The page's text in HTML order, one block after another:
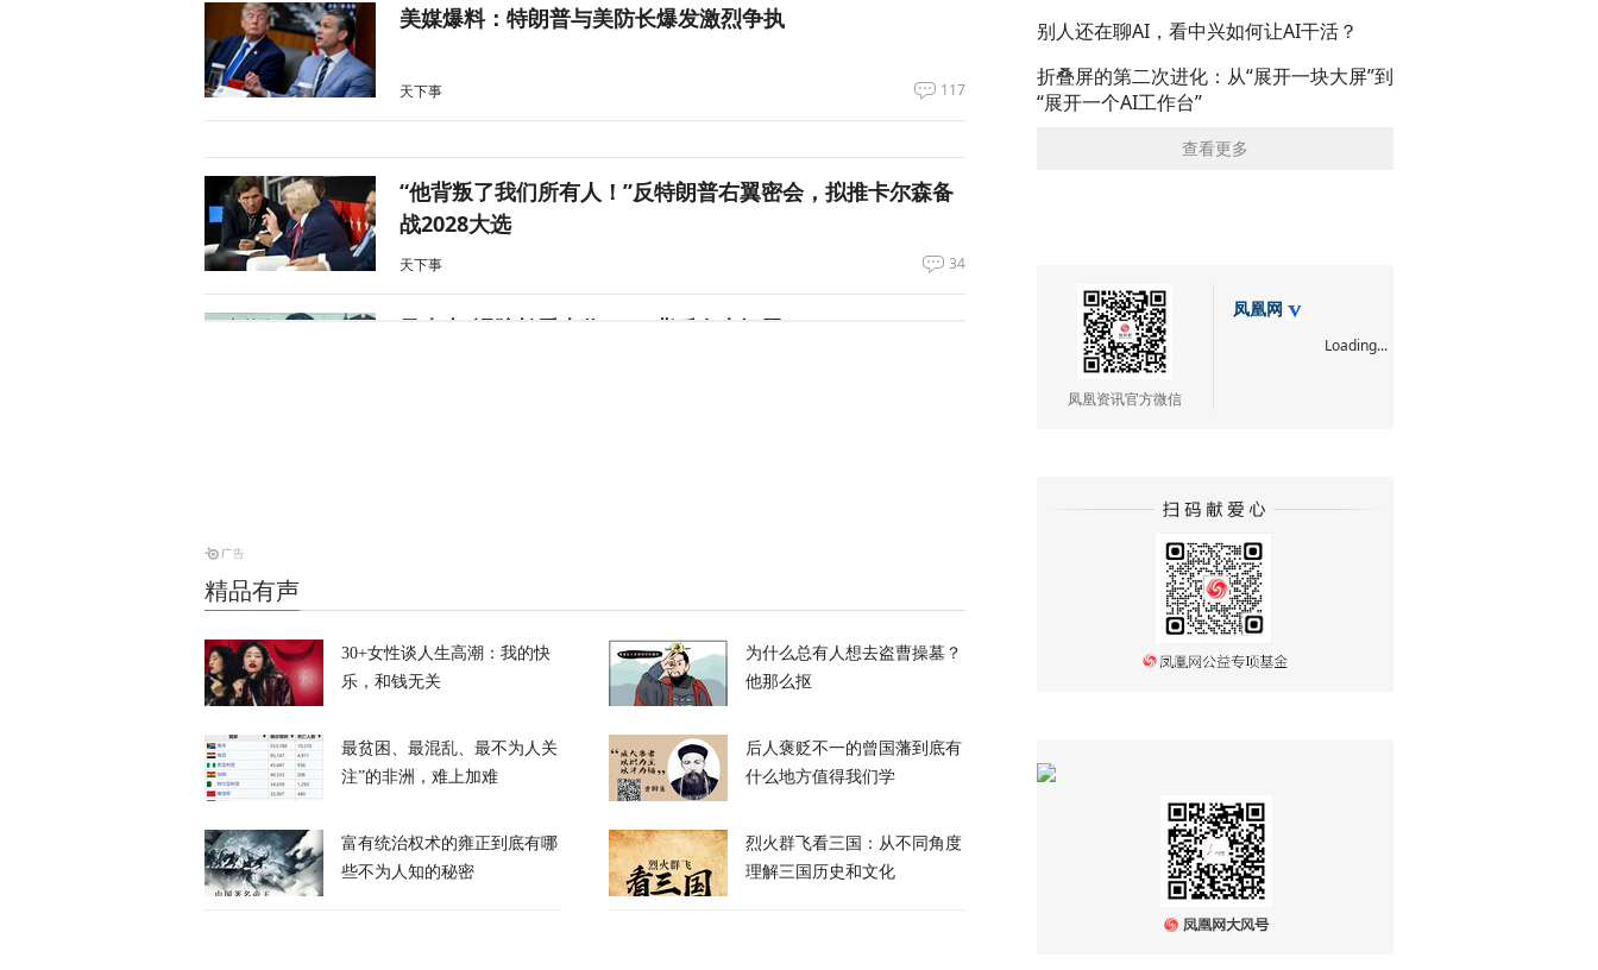
美媒爆料：特朗普与美防长爆发激烈争执
天下事 117
“他背叛了我们所有人！”反特朗普右翼密会，拟推卡尔森备
战2028大选
天下事 34
风声丨“冯院长看上你了”，背后有大问题
天下事
风暴眼 | 呛到辣眼睛！昆明黄磷泄漏燃烧，迷雾里的24小时
精品有声
30+女性谈人生高潮：我的快
乐，和钱无关
为什么总有人想去盗曹操墓？
他那么抠
最贫困、最混乱、最不为人关
注”的非洲，难上加难
后人褒贬不一的曾国藩到底有
什么地方值得我们学
富有统治权术的雍正到底有哪
些不为人知的秘密
烈火群飞看三国：从不同角度
理解三国历史和文化
别人还在聊AI，看中兴如何让AI干活？
折叠屏的第二次进化：从“展开一块大屏”到
“展开一个AI工作台”
查看更多
凤凰资讯官方微信
凤凰网
Loading...